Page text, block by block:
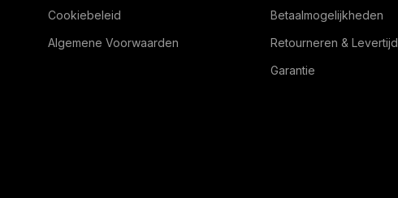
Cookiebeleid
Algemene Voorwaarden
Betaalmogelijkheden
Retourneren & Levertijd
Garantie